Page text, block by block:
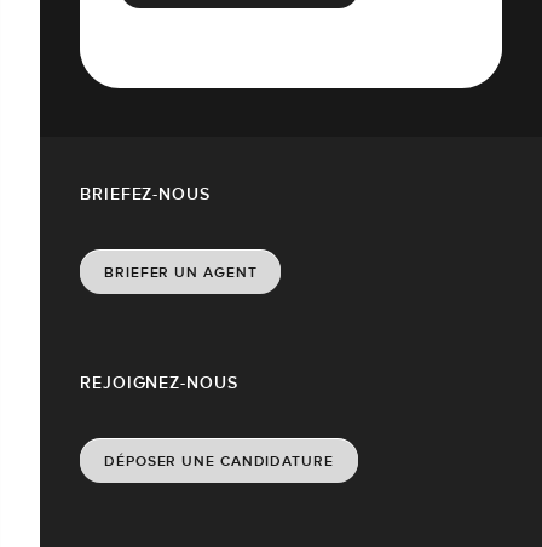
REJOIGNEZ-NOUS
DÉPOSER UNE CANDIDATURE
BRIEFEZ-NOUS
BRIEFER UN AGENT